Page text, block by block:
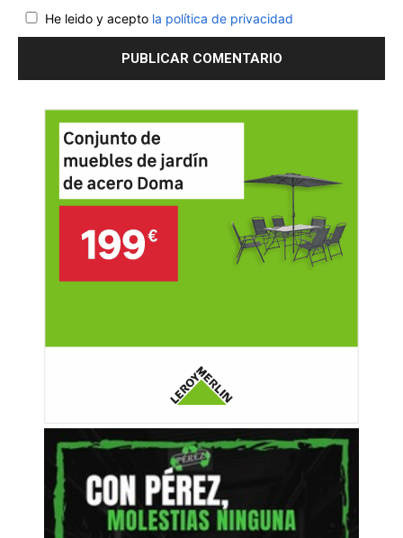
He leido y acepto la política de privacidad